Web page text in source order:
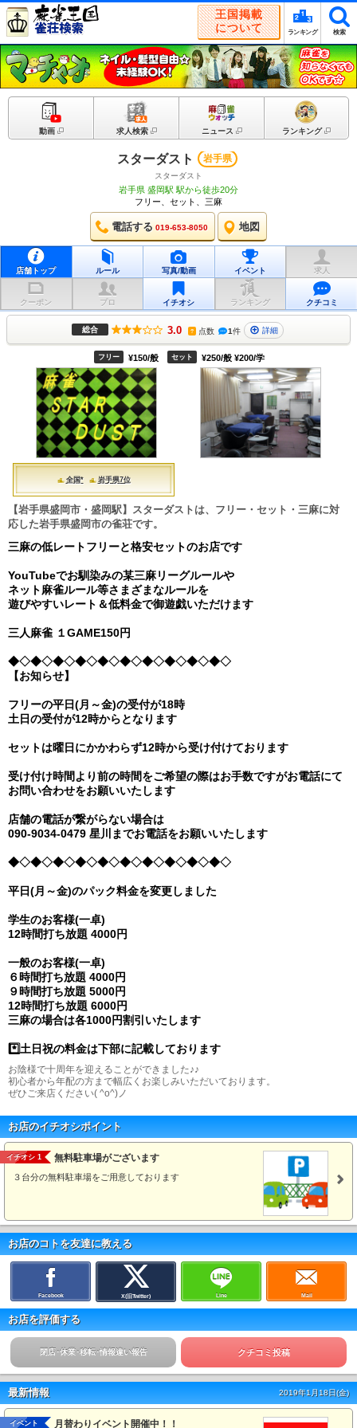
王国掲載
について
ランキング 検索
動画 求人検索 ニュース ランキング
スターダスト 岩手県
スターダスト
岩手県 盛岡駅 駅から徒歩20分
フリー、セット、三麻
電話する 019-653-8050 地図
店舗トップ ルール 写真/動画 イベント 求人
クーポン プロ イチオシ ランキング クチコミ
総合 3.0 ? 点数 1件 詳細
フリー ¥150/般 セット ¥250/般 ¥200/学
全国* 岩手県7位
【岩手県盛岡市・盛岡駅】スターダストは、フリー・セット・三麻に対
応した岩手県盛岡市の雀荘です。
三麻の低レートフリーと格安セットのお店です
YouTubeでお馴染みの某三麻リーグルールや
ネット麻雀ルール等さまざまなルールを
遊びやすいレート＆低料金で御遊戯いただけます
三人麻雀 １GAME150円
◆◇◆◇◆◇◆◇◆◇◆◇◆◇◆◇◆◇◆◇
【お知らせ】
フリーの平日(月～金)の受付が18時
土日の受付が12時からとなります
セットは曜日にかかわらず12時から受け付けております
受け付け時間より前の時間をご希望の際はお手数ですがお電話にて
お問い合わせをお願いいたします
店舗の電話が繋がらない場合は
090-9034-0479 星川までお電話をお願いいたします
◆◇◆◇◆◇◆◇◆◇◆◇◆◇◆◇◆◇◆◇
平日(月～金)のパック料金を変更しました
学生のお客様(一卓)
12時間打ち放題 4000円
一般のお客様(一卓)
６時間打ち放題 4000円
９時間打ち放題 5000円
12時間打ち放題 6000円
三麻の場合は各1000円割引いたします
*️⃣土日祝の料金は下部に記載しております
お陰様で十周年を迎えることができました♪♪
初心者から年配の方まで幅広くお楽しみいただいております。
ぜひご来店ください( ^o^)ノ
お店のイチオシポイント
イチオシ 1 無料駐車場がございます
３台分の無料駐車場をご用意しております
お店のコトを友達に教える
Facebook X(旧Twitter) Line Mail
お店を評価する
閉店･休業･移転･情報違い報告 クチコミ投稿
最新情報 2019年1月18日(金)
イベント 月替わりイベント開催中！！